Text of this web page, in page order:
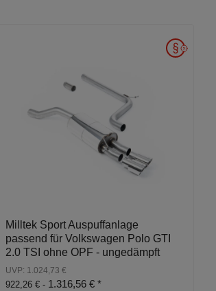
Milltek Sport Auspuffanlage
passend für Volkswagen Polo GTI
2.0 TSI ohne OPF - ungedämpft
UVP: 1.024,73 €
922,26 € - 1.316,56 € *